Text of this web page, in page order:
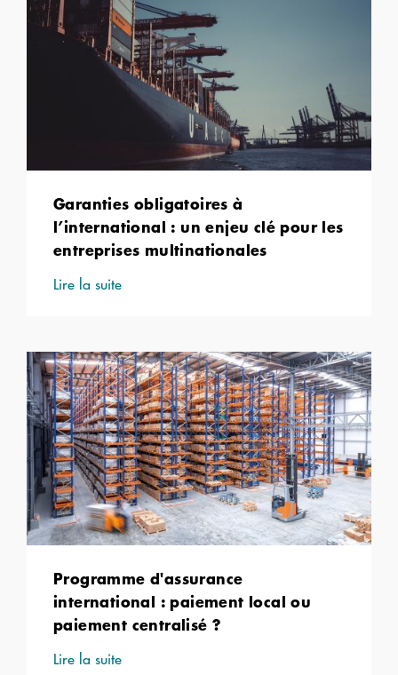
Garanties obligatoires à
l’international : un enjeu clé pour les
entreprises multinationales
Lire la suite
Programme d'assurance
international : paiement local ou
paiement centralisé ?
Lire la suite